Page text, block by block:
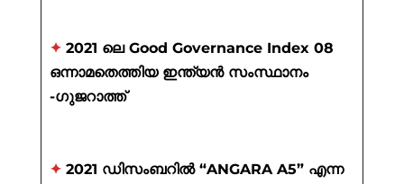
✦ 2021 ലെGood Governance Index 08
ഒന്നാമതെത്തിയ ഇന്ത്യൻ സംസ്ഥാനം
-ഗുജറാത്ത്
✦ 2021 ഡിസംബറിൽ “ANGARA A5” എന്ന